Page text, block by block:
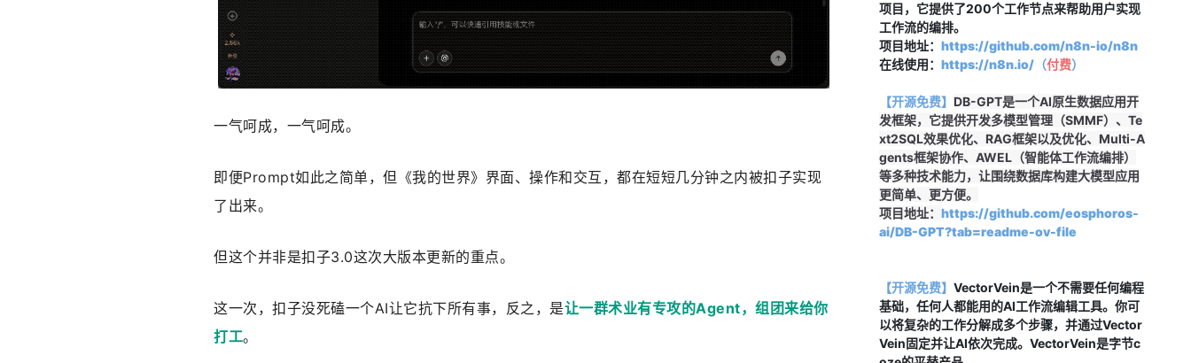
一气呵成，一气呵成。
即便Prompt如此之简单，但《我的世界》界面、操作和交互，都在短短几分钟之内被扣子实现
了出来。
但这个并非是扣子3.0这次大版本更新的重点。
这一次，扣子没死磕一个AI让它抗下所有事，反之，是让一群术业有专攻的Agent，组团来给你
打工。
项目，它提供了200个工作节点来帮助用户实现
工作流的编排。
项目地址： https://github.com/n8n-io/n8n
在线使用： https://n8n.io/（付费）
【开源免费】 DB-GPT是一个AI原生数据应用开
发框架，它提供开发多模型管理（SMMF）、Te
xt2SQL效果优化、RAG框架以及优化、Multi-A
gents框架协作、AWEL（智能体工作流编排）
等多种技术能力，让围绕数据库构建大模型应用
更简单、更方便。
项目地址： https://github.com/eosphoros-
ai/DB-GPT?tab=readme-ov-file
【开源免费】 VectorVein是一个不需要任何编程
基础，任何人都能用的AI工作流编辑工具。你可
以将复杂的工作分解成多个步骤，并通过Vector
Vein固定并让AI依次完成。VectorVein是字节c